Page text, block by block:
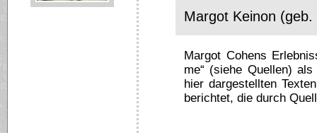
Margot Keinon (geb.
Margot Cohens
me“ (siehe Quellen)
hier dargestellten
berichtet, die durch